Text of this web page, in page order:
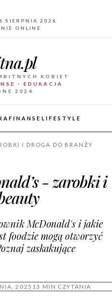
SIERPNIA 2026
ONLINE
KOBIET
· EDUKACJA
2024
FINANSE LIFESTYLE
I DROGA DO BRANŻY
- zarobki i
McDonald's i jakie
foodzie mogą otworzyć
zaskakujące
2025 13 MIN CZYTANIA